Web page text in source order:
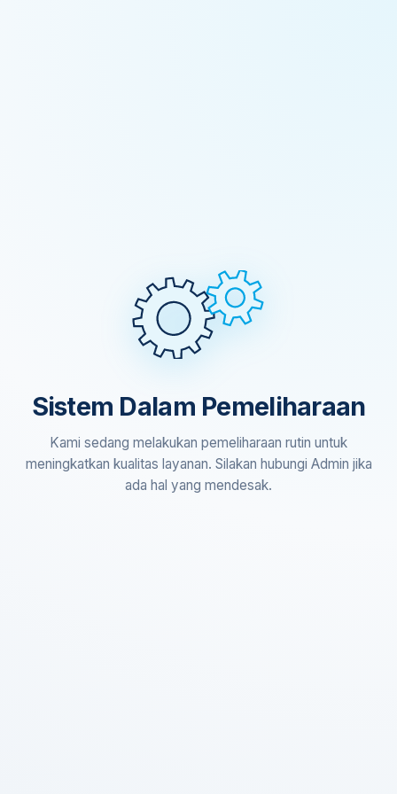
Sistem Dalam Pemeliharaan
Kami sedang melakukan pemeliharaan rutin untuk
meningkatkan kualitas layanan. Silakan hubungi Admin jika
ada hal yang mendesak.